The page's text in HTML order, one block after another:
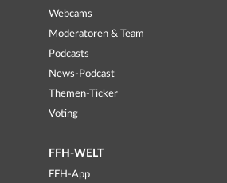
Webcams
Moderatoren & Team
Podcasts
News-Podcast
Themen-Ticker
Voting
FFH-WELT
FFH-App